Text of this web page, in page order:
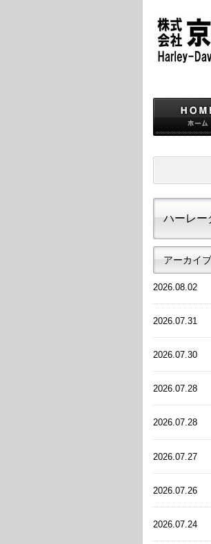
ハーレ
アーカイブ
2026.08.02
2026.07.31
2026.07.30
2026.07.28
2026.07.28
2026.07.27
2026.07.26
2026.07.24